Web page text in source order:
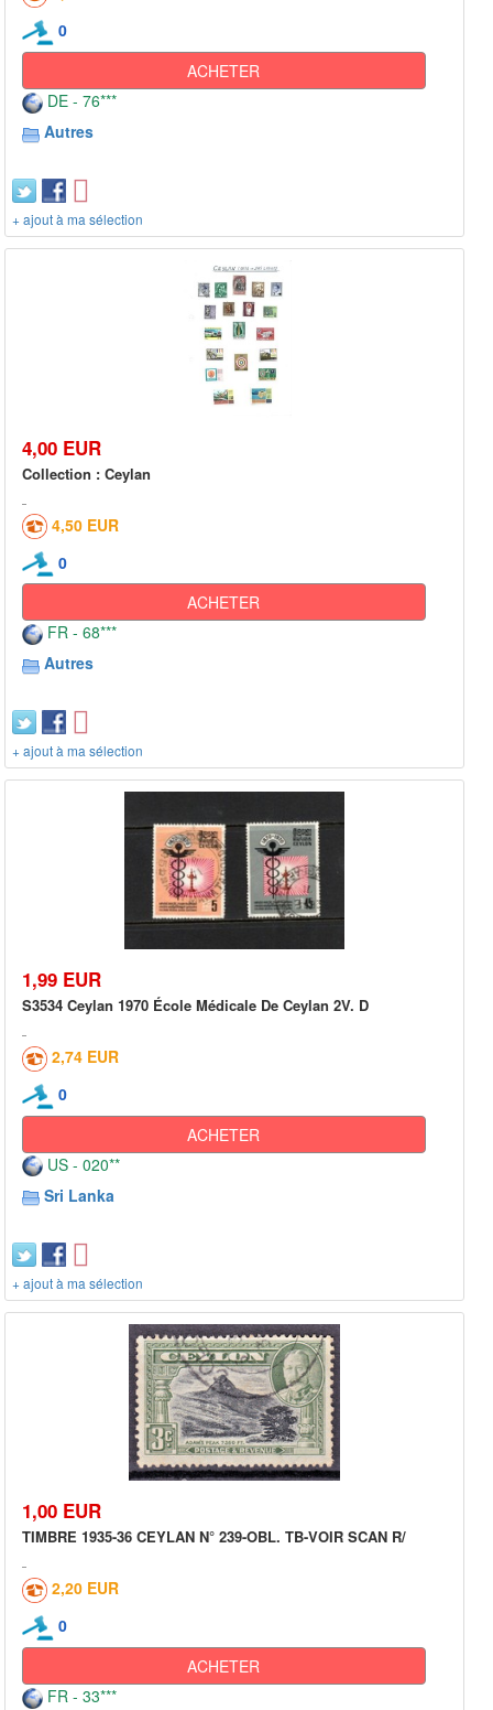
0
ACHETER
DE - 76***
Autres
+ ajout à ma sélection
4,00 EUR
Collection : Ceylan
4,50 EUR
0
ACHETER
FR - 68***
Autres
+ ajout à ma sélection
1,99 EUR
S3534 Ceylan 1970 École Médicale De Ceylan 2V. D
2,74 EUR
0
ACHETER
US - 020**
Sri Lanka
+ ajout à ma sélection
1,00 EUR
TIMBRE 1935-36 CEYLAN N° 239-OBL. TB-VOIR SCAN R/
2,20 EUR
0
ACHETER
FR - 33***